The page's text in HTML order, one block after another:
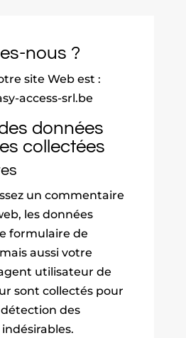
nous ?
site Web est :
access-srl.be
données
collectées
un commentaire
les données
formulaire de
aussi votre
utilisateur de
sont collectés pour
des